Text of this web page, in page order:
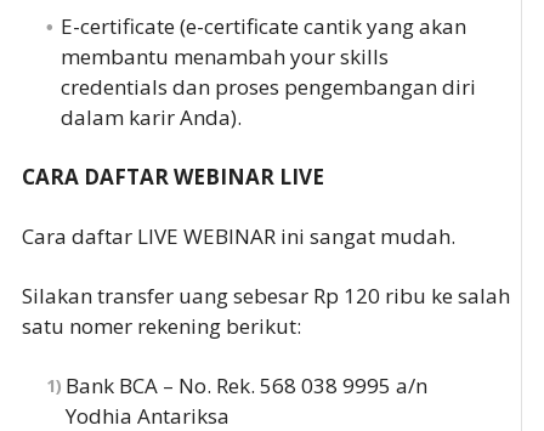
E-certificate (e-certificate cantik yang akan
membantu menambah your skills
credentials dan proses pengembangan diri
dalam karir Anda).
CARA DAFTAR WEBINAR LIVE
Cara daftar LIVE WEBINAR ini sangat mudah.
Silakan transfer uang sebesar Rp 120 ribu ke salah
satu nomer rekening berikut:
Bank BCA – No. Rek. 568 038 9995 a/n
Yodhia Antariksa